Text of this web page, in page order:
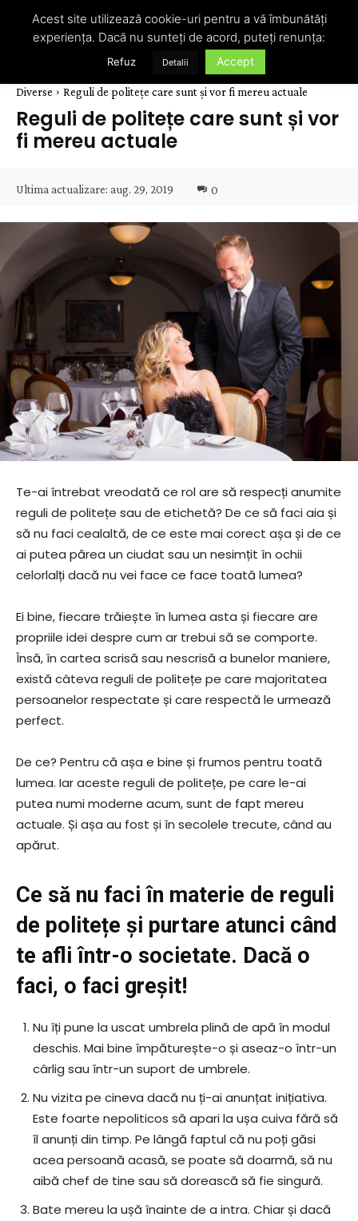
Diverse Reguli de politețe care sunt și vor fi mereu actuale
Reguli de politețe care sunt și vor
fi mereu actuale
Ultima actualizare: aug. 29, 2019 0
Te-ai întrebat vreodată ce rol are să respecți anumite
reguli de politețe sau de etichetă? De ce să faci aia și
să nu faci cealaltă, de ce este mai corect așa și de ce
ai putea părea un ciudat sau un nesimțit în ochii
celorlalți dacă nu vei face ce face toată lumea?
Ei bine, fiecare trăiește în lumea asta și fiecare are
propriile idei despre cum ar trebui să se comporte.
Însă, în cartea scrisă sau nescrisă a bunelor maniere,
există câteva reguli de politețe pe care majoritatea
persoanelor respectate și care respectă le urmează
perfect.
De ce? Pentru că așa e bine și frumos pentru toată
lumea. Iar aceste reguli de politețe, pe care le-ai
putea numi moderne acum, sunt de fapt mereu
actuale. Și așa au fost și în secolele trecute, când au
apărut.
Ce să nu faci în materie de reguli
de politețe și purtare atunci când
te afli într-o societate. Dacă o
faci, o faci greșit!
Nu îți pune la uscat umbrela plină de apă în modul
deschis. Mai bine împăturește-o și aseaz-o într-un
cârlig sau într-un suport de umbrele.
Nu vizita pe cineva dacă nu ți-ai anunțat inițiativa.
Este foarte nepoliticos să apari la ușa cuiva fără să
îl anunți din timp. Pe lângă faptul că nu poți găsi
acea persoană acasă, se poate să doarmă, să nu
aibă chef de tine sau să dorească să fie singură.
Bate mereu la ușă înainte de a intra. Chiar și dacă
Acest site utilizează cookie-uri pentru a vă îmbunătăți
experiența. Dacă nu sunteți de acord, puteți renunța:
Refuz Detalii Accept